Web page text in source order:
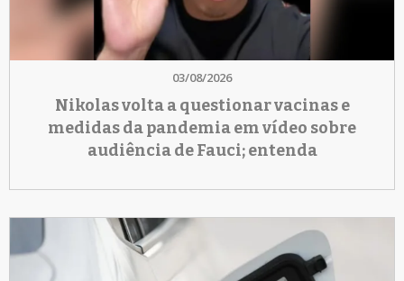
03/08/2026
Nikolas volta a questionar vacinas e
medidas da pandemia em vídeo sobre
audiência de Fauci; entenda